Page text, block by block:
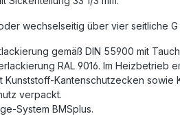
wechselseitig über vier seitliche
gemäß DIN 55900 mit
RAL 9016. Im Heizbetrieb
Kunststoff-Kantenschutzecken sowie
verpackt.
System BMSplus.